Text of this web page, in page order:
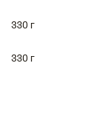
330 г
330 г